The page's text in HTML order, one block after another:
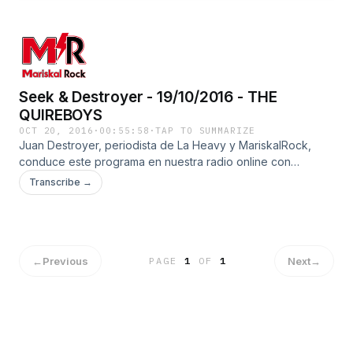
Seek & Destroyer - 19/10/2016 - THE
QUIREBOYS
OCT 20, 2016 · 00:55:58 ·TAP TO SUMMARIZE
Juan Destroyer, periodista de La Heavy y MariskalRock,
conduce este programa en nuestra radio online con
entrevistas a algunas de las mejores bandas de dentro y
fuera de nuestras fronteras.
Transcribe →
←Previous PAGE1 OF 1 Next→